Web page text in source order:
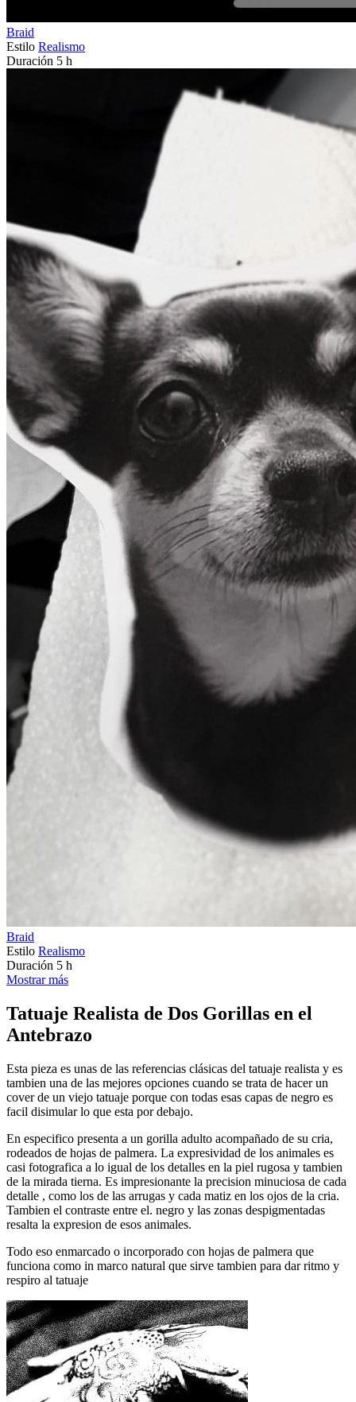
Braid
Estilo Realismo
Duración 5 h
Braid
Estilo Realismo
Duración 5 h
Mostrar más
Tatuaje Realista de Dos Gorillas en el
Antebrazo
Esta pieza es unas de las referencias clásicas del tatuaje realista y es
tambien una de las mejores opciones cuando se trata de hacer un
cover de un viejo tatuaje porque con todas esas capas de negro es
facil disimular lo que esta por debajo.
En especifico presenta a un gorilla adulto acompañado de su cria,
rodeados de hojas de palmera. La expresividad de los animales es
casi fotografica a lo igual de los detalles en la piel rugosa y tambien
de la mirada tierna. Es impresionante la precision minuciosa de cada
detalle , como los de las arrugas y cada matiz en los ojos de la cria.
Tambien el contraste entre el. negro y las zonas despigmentadas
resalta la expresion de esos animales.
Todo eso enmarcado o incorporado con hojas de palmera que
funciona como in marco natural que sirve tambien para dar ritmo y
respiro al tatuaje